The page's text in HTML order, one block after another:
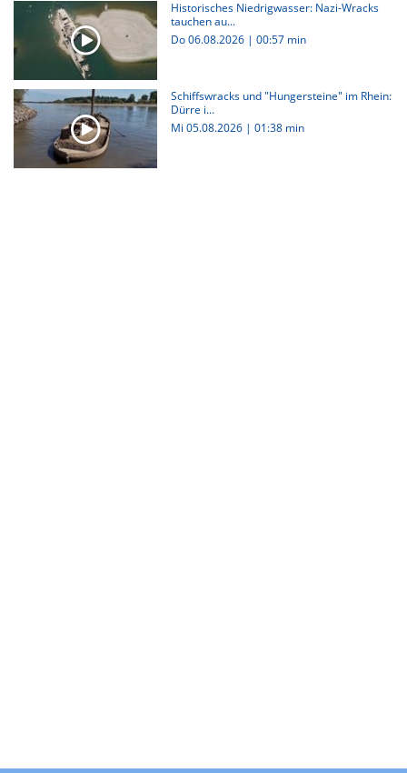
Historisches Niedrigwasser: Nazi-Wracks
tauchen au...
Do 06.08.2026 | 00:57 min
Schiffswracks und "Hungersteine" im Rhein:
Dürre i...
Mi 05.08.2026 | 01:38 min